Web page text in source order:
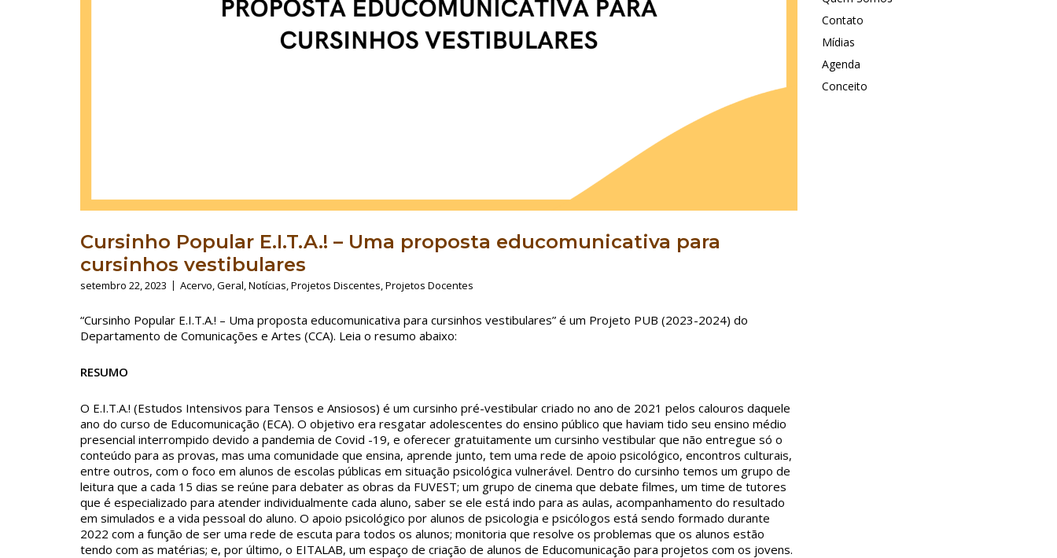
Cursinho Popular E.I.T.A.! – Uma proposta educomunicativa para
cursinhos vestibulares
setembro 22, 2023 Acervo,Geral,Notícias,Projetos Discentes,Projetos Docentes
“Cursinho Popular E.I.T.A.! – Uma proposta educomunicativa para cursinhos vestibulares” é um Projeto PUB (2023-2024) do
Departamento de Comunicações e Artes (CCA). Leia o resumo abaixo:
RESUMO
O E.I.T.A.! (Estudos Intensivos para Tensos e Ansiosos) é um cursinho pré-vestibular criado no ano de 2021 pelos calouros daquele
ano do curso de Educomunicação (ECA). O objetivo era resgatar adolescentes do ensino público que haviam tido seu ensino médio
presencial interrompido devido a pandemia de Covid -19, e oferecer gratuitamente um cursinho vestibular que não entregue só o
conteúdo para as provas, mas uma comunidade que ensina, aprende junto, tem uma rede de apoio psicológico, encontros culturais,
entre outros, com o foco em alunos de escolas públicas em situação psicológica vulnerável. Dentro do cursinho temos um grupo de
leitura que a cada 15 dias se reúne para debater as obras da FUVEST; um grupo de cinema que debate filmes, um time de tutores
que é especializado para atender individualmente cada aluno, saber se ele está indo para as aulas, acompanhamento do resultado
em simulados e a vida pessoal do aluno. O apoio psicológico por alunos de psicologia e psicólogos está sendo formado durante
2022 com a função de ser uma rede de escuta para todos os alunos; monitoria que resolve os problemas que os alunos estão
tendo com as matérias; e, por último, o EITALAB, um espaço de criação de alunos de Educomunicação para projetos com os jovens.
Contato
Mídias
Agenda
Conceito